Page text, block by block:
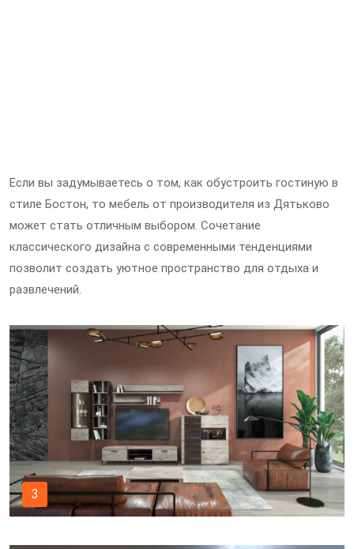
Если вы задумываетесь о том, как обустроить гостиную в
стиле Бостон, то мебель от производителя из Дятьково
может стать отличным выбором. Сочетание
классического дизайна с современными тенденциями
позволит создать уютное пространство для отдыха и
развлечений.
3